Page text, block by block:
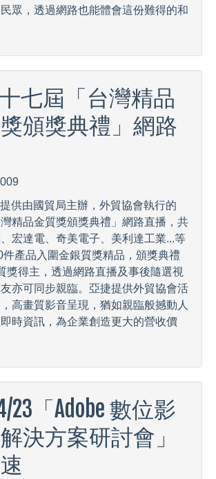
眾，透過網路也能體會這份難得的和
七屆「台灣精品
頒獎典禮」網路
供由國貿局主辦，外貿協會執行的
灣精品金質獎頒獎典禮」網路直播，共
宏達電、奇美電子、美利達工業...等
件產品入圍金銀質獎精品，頒獎典禮
獎得主，透過網路直播及事後隨選視
亦可同步親臨。亞捷提供外貿協會活
高畫質影音呈現，猶如親臨般撼動人
時資訊，為企業創造更大的營收價
23「Adobe 數位影
決方案研討會」